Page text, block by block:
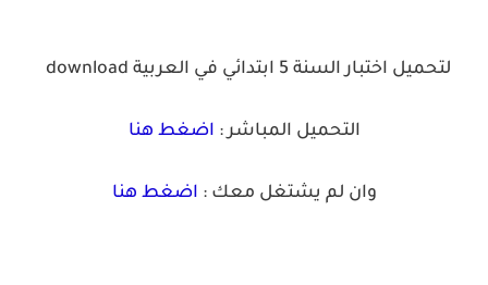
لتحميل اختبار السنة 5 ابتدائي في العربية download
التحميل المباشر : اضغط هنا
وان لم يشتغل معك : اضغط هنا